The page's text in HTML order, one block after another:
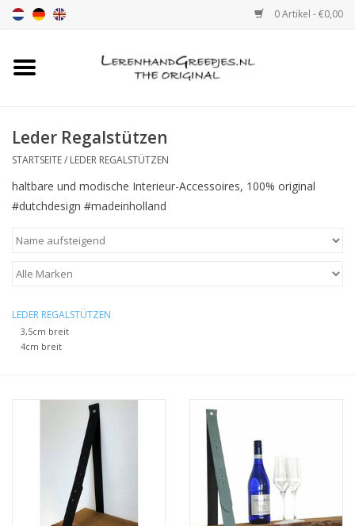
0 Artikel - €0,00
Startseite
leder griffe mit Druck
Leder Regalstützen
2cm
Farbmuster
Leder Regalstützen
STARTSEITE/ LEDER REGALSTÜTZEN
haltbare und modische Interieur-Accessoires, 100% original
#dutchdesign #madeinholland
LEDER REGALSTÜTZEN
3,5cm breit
4cm breit